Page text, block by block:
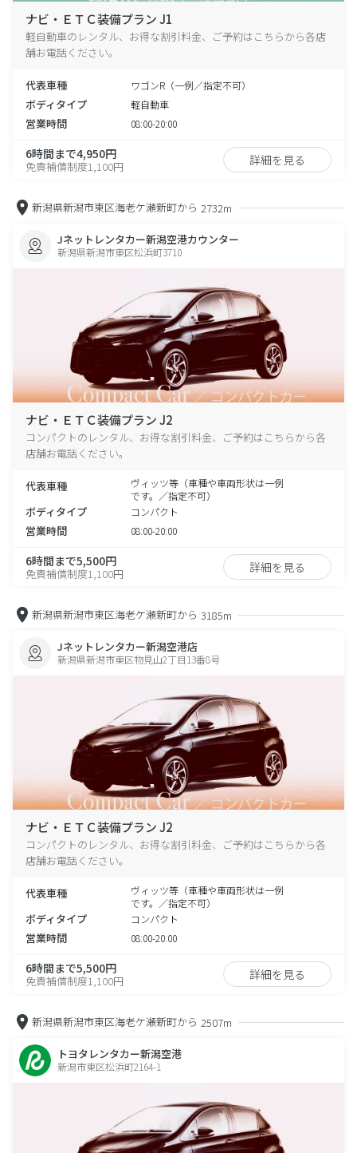
ナビ・ＥＴＣ装備プラン J1
軽自動車のレンタル、お得な割引料金、ご予約はこちらから各店
舗お電話ください。
代表車種 ワゴンR（一例／指定不可）
ボディタイプ 軽自動車
営業時間 08:00-20:00
6時間まで4,950円
免責補償制度1,100円 詳細を見る
新潟県新潟市東区海老ケ瀬新町から 2732m
Jネットレンタカー新潟空港カウンター
新潟県新潟市東区松浜町3710
ナビ・ＥＴＣ装備プラン J2
コンパクトのレンタル、お得な割引料金、ご予約はこちらから各
店舗お電話ください。
代表車種
ヴィッツ等（車種や車両形状は一例
です。／指定不可）
ボディタイプ コンパクト
営業時間 08:00-20:00
6時間まで5,500円
免責補償制度1,100円 詳細を見る
新潟県新潟市東区海老ケ瀬新町から 3185m
Jネットレンタカー新潟空港店
新潟県新潟市東区物見山2丁目13番8号
ナビ・ＥＴＣ装備プラン J2
コンパクトのレンタル、お得な割引料金、ご予約はこちらから各
店舗お電話ください。
代表車種
ヴィッツ等（車種や車両形状は一例
です。／指定不可）
ボディタイプ コンパクト
営業時間 08:00-20:00
6時間まで5,500円
免責補償制度1,100円 詳細を見る
新潟県新潟市東区海老ケ瀬新町から 2507m
トヨタレンタカー新潟空港
新潟市東区松浜町2164-1